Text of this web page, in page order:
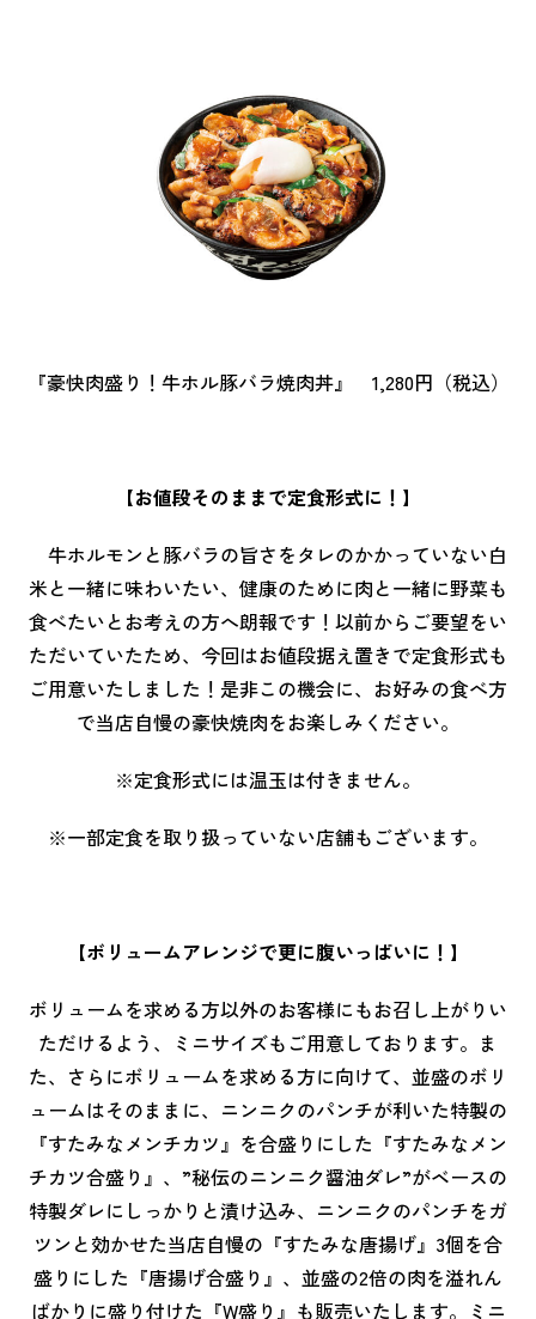
『豪快肉盛り！牛ホル豚バラ焼肉丼』 1,280円（税込）
【お値段そのままで定食形式に！】
牛ホルモンと豚バラの旨さをタレのかかっていない白
米と一緒に味わいたい、健康のために肉と一緒に野菜も
食べたいとお考えの方へ朗報です！以前からご要望をい
ただいていたため、今回はお値段据え置きで定食形式も
ご用意いたしました！是非この機会に、お好みの食べ方
で当店自慢の豪快焼肉をお楽しみください。
※定食形式には温玉は付きません。
※一部定食を取り扱っていない店舗もございます。
【ボリュームアレンジで更に腹いっぱいに！】
ボリュームを求める方以外のお客様にもお召し上がりい
ただけるよう、ミニサイズもご用意しております。ま
た、さらにボリュームを求める方に向けて、並盛のボリ
ュームはそのままに、ニンニクのパンチが利いた特製の
『すたみなメンチカツ』を合盛りにした『すたみなメン
チカツ合盛り』、”秘伝のニンニク醤油ダレ”がベースの
特製ダレにしっかりと漬け込み、ニンニクのパンチをガ
ツンと効かせた当店自慢の『すたみな唐揚げ』3個を合
盛りにした『唐揚げ合盛り』、並盛の2倍の肉を溢れん
ばかりに盛り付けた『W盛り』も販売いたします。ミニ